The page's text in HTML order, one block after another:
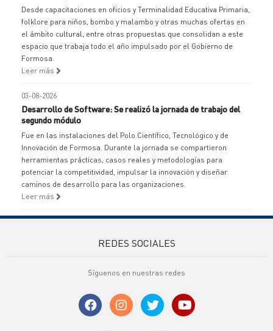
Desde capacitaciones en oficios y Terminalidad Educativa Primaria,
folklore para niños, bombo y malambo y otras muchas ofertas en
el ámbito cultural, entre otras propuestas que consolidan a este
espacio que trabaja todo el año impulsado por el Gobierno de
Formosa.
Leer más
03-08-2026
Desarrollo de Software: Se realizó la jornada de trabajo del
segundo módulo
Fue en las instalaciones del Polo Científico, Tecnológico y de
Innovación de Formosa. Durante la jornada se compartieron
herramientas prácticas, casos reales y metodologías para
potenciar la competitividad, impulsar la innovación y diseñar
caminos de desarrollo para las organizaciones.
Leer más
REDES SOCIALES
Síguenos en nuestras redes